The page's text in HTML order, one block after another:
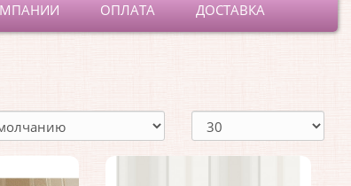
ОПЛАТА ДОСТАВКА